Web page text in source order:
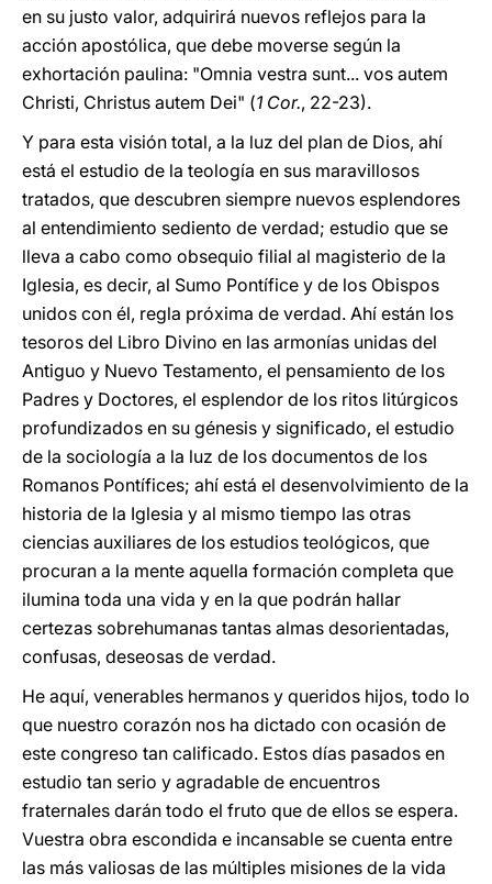
en su justo valor, adquirirá nuevos reflejos para la
acción apostólica, que debe moverse según la
exhortación paulina: "Omnia vestra sunt... vos autem
Christi, Christus autem Dei" (1 Cor., 22-23).
Y para esta visión total, a la luz del plan de Dios, ahí
está el estudio de la teología en sus maravillosos
tratados, que descubren siempre nuevos esplendores
al entendimiento sediento de verdad; estudio que se
lleva a cabo como obsequio filial al magisterio de la
Iglesia, es decir, al Sumo Pontífice y de los Obispos
unidos con él, regla próxima de verdad. Ahí están los
tesoros del Libro Divino en las armonías unidas del
Antiguo y Nuevo Testamento, el pensamiento de los
Padres y Doctores, el esplendor de los ritos litúrgicos
profundizados en su génesis y significado, el estudio
de la sociología a la luz de los documentos de los
Romanos Pontífices; ahí está el desenvolvimiento de la
historia de la Iglesia y al mismo tiempo las otras
ciencias auxiliares de los estudios teológicos, que
procuran a la mente aquella formación completa que
ilumina toda una vida y en la que podrán hallar
certezas sobrehumanas tantas almas desorientadas,
confusas, deseosas de verdad.
He aquí, venerables hermanos y queridos hijos, todo lo
que nuestro corazón nos ha dictado con ocasión de
este congreso tan calificado. Estos días pasados en
estudio tan serio y agradable de encuentros
fraternales darán todo el fruto que de ellos se espera.
Vuestra obra escondida e incansable se cuenta entre
las más valiosas de las múltiples misiones de la vida